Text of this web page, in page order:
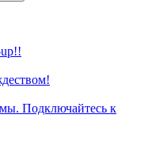
Подключайтесь к